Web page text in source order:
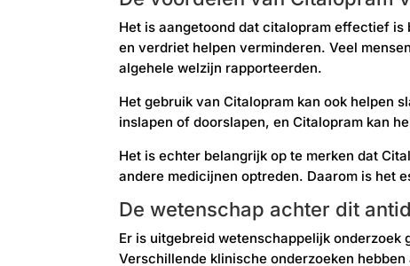
Het is aangetoond dat citalopram effectief
en verdriet helpen verminderen. Veel
algehele welzijn rapporteerden.
Het gebruik van Citalopram kan ook helpen
inslapen of doorslapen, en Citalopram kan
Het is echter belangrijk op te merken dat
andere medicijnen optreden. Daarom is het
De wetenschap achter dit
Er is uitgebreid wetenschappelijk
Verschillende klinische onderzoeken